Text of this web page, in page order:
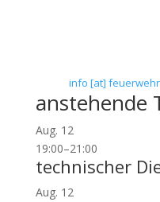
info [at]
anstehende
Aug. 12
19:00–21:00
technischer
Aug. 12